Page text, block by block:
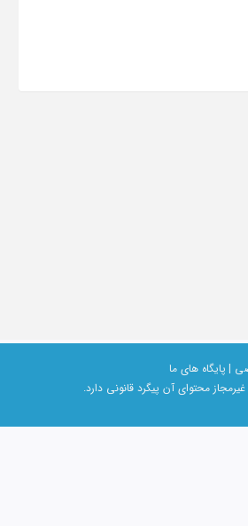
| پایگاه های ما
محتوای آن پیگرد قانونی دارد.